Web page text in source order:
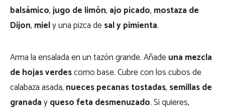
balsámico,jugo de limón, ajo picado, mostaza de
Dijon, miely una pizca desal y pimienta.
Arma la ensalada en un tazón grande. Añadeuna mezcla
de hojas verdescomo base. Cubre con los cubos de
calabaza asada, nueces pecanas tostadas, semillas de
granadayqueso feta desmenuzado. Si quieres,